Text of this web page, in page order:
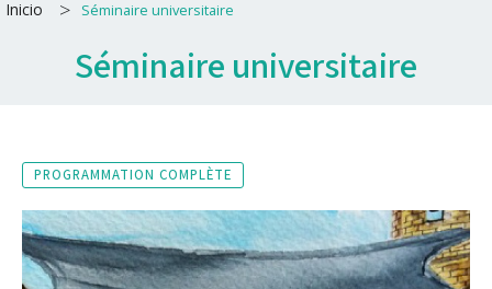
Inicio > Séminaire universitaire
Séminaire universitaire
PROGRAMMATION COMPLÈTE